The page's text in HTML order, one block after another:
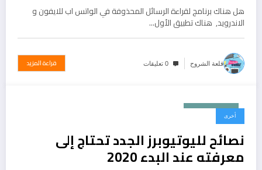
هل هناك برنامج لقراءة الرسائل المحذوفة في الواتس اب للايفون و
الاندرويد, هناك تطبيق الأول…
قلعة الشروح 0 تعليقات قراءة المزيد
أخرى
نصائح لليوتيوبرز الجدد تحتاج إلى
معرفته عند البدء 2020